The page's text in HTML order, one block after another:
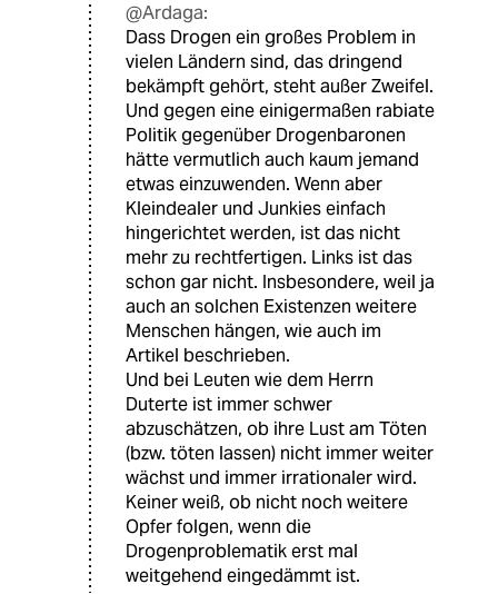
@Ardaga:
Dass Drogen ein großes Problem in
vielen Ländern sind, das dringend
bekämpft gehört, steht außer Zweifel.
Und gegen eine einigermaßen rabiate
Politik gegenüber Drogenbaronen
hätte vermutlich auch kaum jemand
etwas einzuwenden. Wenn aber
Kleindealer und Junkies einfach
hingerichtet werden, ist das nicht
mehr zu rechtfertigen. Links ist das
schon gar nicht. Insbesondere, weil ja
auch an solchen Existenzen weitere
Menschen hängen, wie auch im
Artikel beschrieben.
Und bei Leuten wie dem Herrn
Duterte ist immer schwer
abzuschätzen, ob ihre Lust am Töten
(bzw. töten lassen) nicht immer weiter
wächst und immer irrationaler wird.
Keiner weiß, ob nicht noch weitere
Opfer folgen, wenn die
Drogenproblematik erst mal
weitgehend eingedämmt ist.